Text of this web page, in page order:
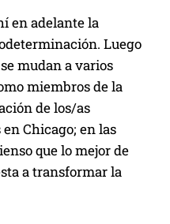
en adelante la
Luego
mudan a varios
miembros de la
de los/as
Chicago; en las
que lo mejor de
a transformar la